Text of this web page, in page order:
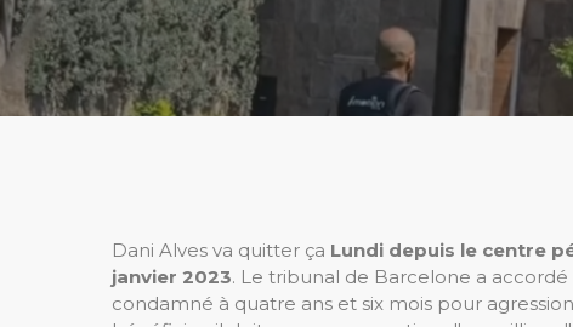
Dani Alves va quitter ça Lundi depuis le centre
janvier 2023. Le tribunal de Barcelone a
condamné à quatre ans et six mois pour